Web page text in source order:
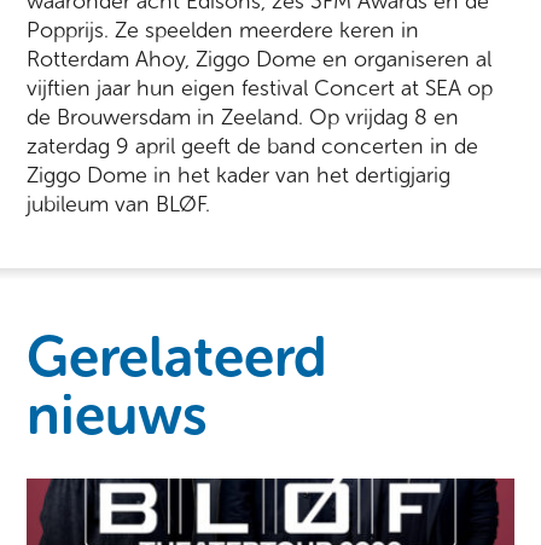
Popprijs. Ze speelden meerdere keren in
Rotterdam Ahoy, Ziggo Dome en organiseren al
vijftien jaar hun eigen festival Concert at SEA op
de Brouwersdam in Zeeland. Op vrijdag 8 en
zaterdag 9 april geeft de band concerten in de
Ziggo Dome in het kader van het dertigjarig
jubileum van BLØF.
Gerelateerd
nieuws